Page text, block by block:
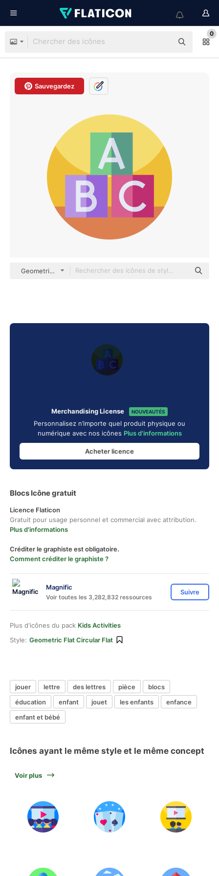
0
Sauvegardez
Geometric Flat Circular Flat
Merchandising License NOUVEAUTÉS
Personnalisez n’importe quel produit physique ou
numérique avec nos icônes Plus d'informations
Acheter licence
Blocs Icône gratuit
Licence Flaticon
Gratuit pour usage personnel et commercial avec attribution.
Plus d'informations
Créditer le graphiste est obligatoire.
Comment créditer le graphiste ?
Magnific
Voir toutes les 3,282,832 ressources
Suivre
Plus d'icônes du pack Kids Activities
Style: Geometric Flat Circular Flat
jouer lettre des lettres pièce
blocs
éducation
enfant jouet les enfants
enfance
enfant et bébé
Icônes ayant le même style et le même concept
Voir plus